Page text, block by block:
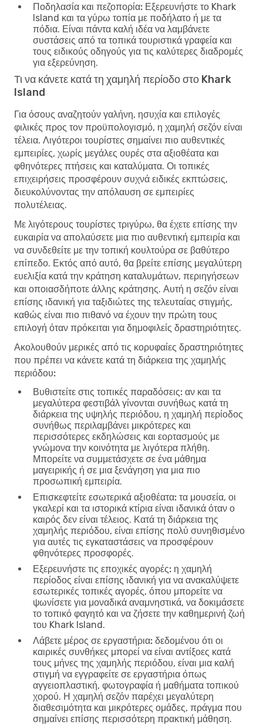
Ποδηλασία και πεζοπορία: Εξερευνήστε το Khark
Island και τα γύρω τοπία με ποδήλατο ή με τα
πόδια. Είναι πάντα καλή ιδέα να λαμβάνετε
συστάσεις από τα τοπικά τουριστικά γραφεία και
τους ειδικούς οδηγούς για τις καλύτερες διαδρομές
για εξερεύνηση.
Τι να κάνετε κατά τη χαμηλή περίοδο στο Khark
Island
Για όσους αναζητούν γαλήνη, ησυχία και επιλογές
φιλικές προς τον προϋπολογισμό, η χαμηλή σεζόν είναι
τέλεια. Λιγότεροι τουρίστες σημαίνει πιο αυθεντικές
εμπειρίες, χωρίς μεγάλες ουρές στα αξιοθέατα και
φθηνότερες πτήσεις και καταλύματα. Οι τοπικές
επιχειρήσεις προσφέρουν συχνά ειδικές εκπτώσεις,
διευκολύνοντας την απόλαυση σε εμπειρίες
πολυτέλειας.
Με λιγότερους τουρίστες τριγύρω, θα έχετε επίσης την
ευκαιρία να απολαύσετε μια πιο αυθεντική εμπειρία και
να συνδεθείτε με την τοπική κουλτούρα σε βαθύτερο
επίπεδο. Εκτός από αυτό, θα βρείτε επίσης μεγαλύτερη
ευελιξία κατά την κράτηση καταλυμάτων, περιηγήσεων
και οποιασδήποτε άλλης κράτησης. Αυτή η σεζόν είναι
επίσης ιδανική για ταξιδιώτες της τελευταίας στιγμής,
καθώς είναι πιο πιθανό να έχουν την πρώτη τους
επιλογή όταν πρόκειται για δημοφιλείς δραστηριότητες.
Ακολουθούν μερικές από τις κορυφαίες δραστηριότητες
που πρέπει να κάνετε κατά τη διάρκεια της χαμηλής
περιόδου:
Βυθιστείτε στις τοπικές παραδόσεις: αν και τα
μεγαλύτερα φεστιβάλ γίνονται συνήθως κατά τη
διάρκεια της υψηλής περιόδου, η χαμηλή περίοδος
συνήθως περιλαμβάνει μικρότερες και
περισσότερες εκδηλώσεις και εορτασμούς με
γνώμονα την κοινότητα με λιγότερα πλήθη.
Μπορείτε να συμμετάσχετε σε ένα μάθημα
μαγειρικής ή σε μια ξενάγηση για μια πιο
προσωπική εμπειρία.
Επισκεφτείτε εσωτερικά αξιοθέατα: τα μουσεία, οι
γκαλερί και τα ιστορικά κτίρια είναι ιδανικά όταν ο
καιρός δεν είναι τέλειος. Κατά τη διάρκεια της
χαμηλής περιόδου, είναι επίσης πολύ συνηθισμένο
για αυτές τις εγκαταστάσεις να προσφέρουν
φθηνότερες προσφορές.
Εξερευνήστε τις εποχικές αγορές: η χαμηλή
περίοδος είναι επίσης ιδανική για να ανακαλύψετε
εσωτερικές τοπικές αγορές, όπου μπορείτε να
ψωνίσετε για μοναδικά αναμνηστικά, να δοκιμάσετε
το τοπικό φαγητό και να ζήσετε την καθημερινή ζωή
του Khark Island.
Λάβετε μέρος σε εργαστήρια: δεδομένου ότι οι
καιρικές συνθήκες μπορεί να είναι αντίξοες κατά
τους μήνες της χαμηλής περιόδου, είναι μια καλή
στιγμή να εγγραφείτε σε εργαστήρια όπως
αγγειοπλαστική, φωτογραφία ή μαθήματα τοπικού
χορού. Η χαμηλή σεζόν παρέχει μεγαλύτερη
διαθεσιμότητα και μικρότερες ομάδες, πράγμα που
σημαίνει επίσης περισσότερη πρακτική μάθηση.